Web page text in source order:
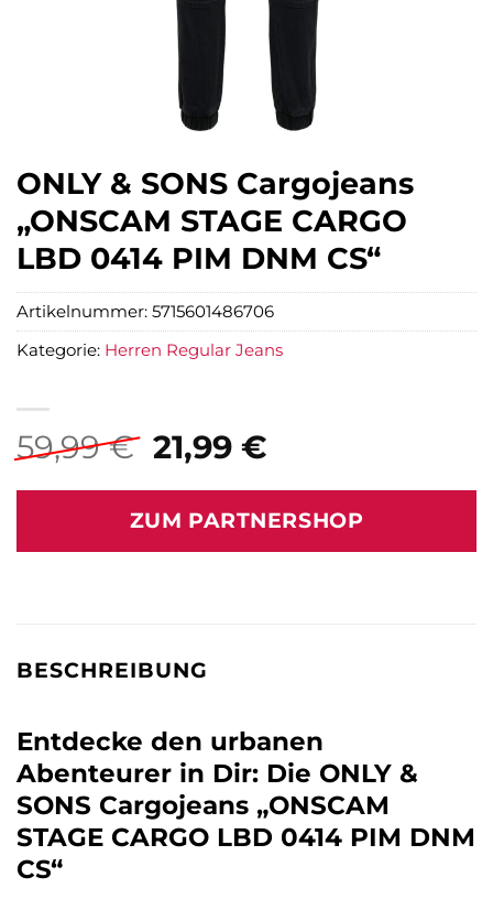
ONLY & SONS Cargojeans
„ONSCAM STAGE CARGO
LBD 0414 PIM DNM CS“
59,99€ Ursprünglicher
Preis
war:
59,99 €
21,99 €Aktueller
ist:
21,99 €.
ZUM PARTNERSHOP
Artikelnummer: 5715601486706
Kategorie: Herren Regular Jeans
BESCHREIBUNG
Entdecke den urbanen
Abenteurer in Dir: Die ONLY &
SONS Cargojeans „ONSCAM
STAGE CARGO LBD 0414 PIM DNM
CS“